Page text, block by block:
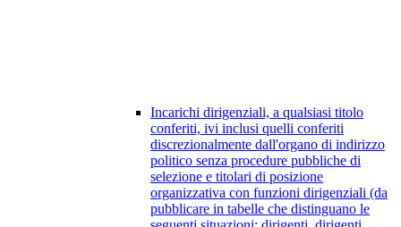
Incarichi dirigenziali, a qualsiasi titolo
conferiti, ivi inclusi quelli conferiti
discrezionalmente dall'organo di indirizzo
politico senza procedure pubbliche di
selezione e titolari di posizione
organizzativa con funzioni dirigenziali (da
pubblicare in tabelle che distinguano le